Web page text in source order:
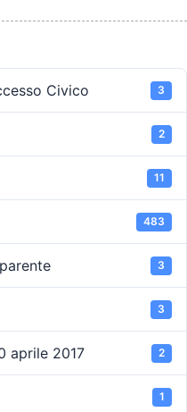
Civico 3
2
11
483
3
3
aprile 2017 2
1